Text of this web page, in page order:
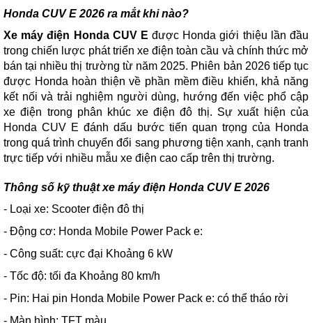
Honda CUV E 2026 ra mắt khi nào?
Xe máy điện Honda CUV E được Honda giới thiệu lần đầu
trong chiến lược phát triển xe điện toàn cầu và chính thức mở
bán tại nhiều thị trường từ năm 2025. Phiên bản 2026 tiếp tục
được Honda hoàn thiện về phần mềm điều khiển, khả năng
kết nối và trải nghiệm người dùng, hướng đến việc phổ cập
xe điện trong phân khúc xe điện đô thị. Sự xuất hiện của
Honda CUV E đánh dấu bước tiến quan trọng của Honda
trong quá trình chuyển đổi sang phương tiện xanh, cạnh tranh
trực tiếp với nhiều mẫu xe điện cao cấp trên thị trường.
Thông số kỹ thuật xe máy điện Honda CUV E 2026
- Loại xe: Scooter điện đô thị
- Động cơ: Honda Mobile Power Pack e:
- Công suất: cực đại Khoảng 6 kW
- Tốc độ: tối đa Khoảng 80 km/h
- Pin: Hai pin Honda Mobile Power Pack e: có thể tháo rời